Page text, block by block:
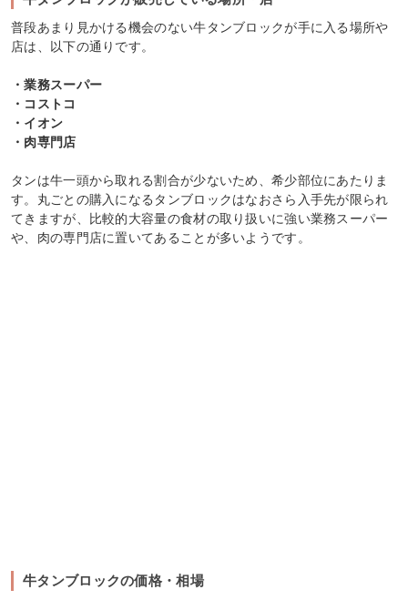
普段あまり見かける機会のない牛タンブロックが手に入る場所や
店は、以下の通りです。
・業務スーパー
・コストコ
・イオン
・肉専門店
タンは牛一頭から取れる割合が少ないため、希少部位にあたりま
す。丸ごとの購入になるタンブロックはなおさら入手先が限られ
てきますが、比較的大容量の食材の取り扱いに強い業務スーパー
や、肉の専門店に置いてあることが多いようです。
牛タンブロックの価格・相場